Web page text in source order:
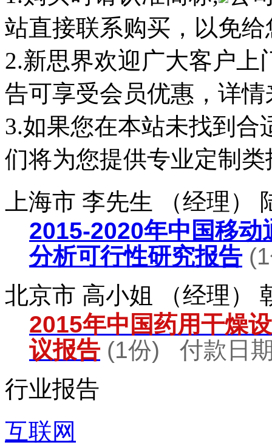
站直接联系购买，以免
2.新思界欢迎广大客户
告可享受会员优惠，详
3.如果您在本站未找到
们将为您提供专业定制类
上海市 李先生 （经理）
2015-2020年中国移
分析可行性研究报告(1
北京市 高小姐 （经理）
2015年中国药用干燥
议报告 (1份) 付款日
行业报告
互联网